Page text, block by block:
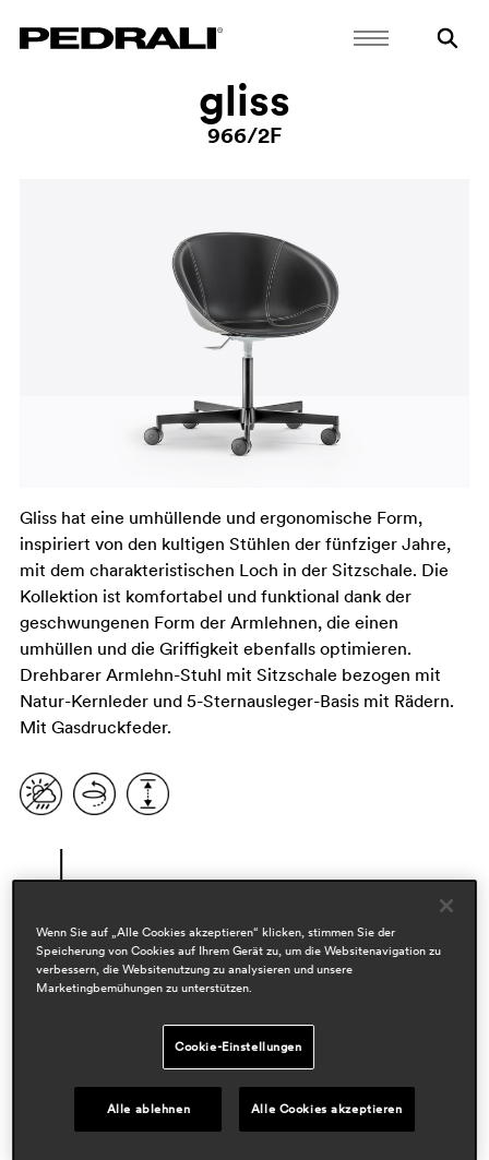
gliss
966/2F
Gliss hat eine umhüllende und ergonomische Form,
inspiriert von den kultigen Stühlen der fünfziger Jahre,
mit dem charakteristischen Loch in der Sitzschale. Die
Kollektion ist komfortabel und funktional dank der
geschwungenen Form der Armlehnen, die einen
umhüllen und die Griffigkeit ebenfalls optimieren.
Drehbarer Armlehn-Stuhl mit Sitzschale bezogen mit
Natur-Kernleder und 5-Sternausleger-Basis mit Rädern.
Mit Gasdruckfeder.
claudio dondoli & marco pocci
workspace & corporate
residential
Wenn Sie auf „Alle Cookies akzeptieren“ klicken, stimmen Sie der
Speicherung von Cookies auf Ihrem Gerät zu, um die Websitenavigation zu
verbessern, die Websitenutzung zu analysieren und unsere
Marketingbemühungen zu unterstützen.
Cookie-Einstellungen
Alle ablehnen Alle Cookies akzeptieren